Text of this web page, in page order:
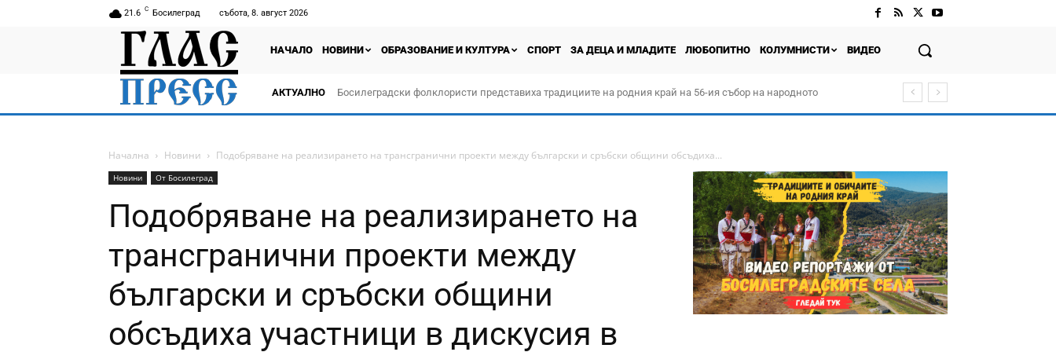
21.6 C Босилеград събота, 8. август 2026
НАЧАЛО НОВИНИ ОБРАЗОВАНИЕ И КУЛТУРА СПОРТ ЗА ДЕЦА И МЛАДИТЕ ЛЮБОПИТНО КОЛУМНИСТИ ВИДЕО
АКТУАЛНО
Босилеградски фолклористи представиха традициите на родния край на 56-ия събор на народното
творчество „Прођох Левач, прођох Шумадију“
Начална Новини Подобряване на реализирането на трансгранични проекти между български и сръбски общини обсъдиха...
Новини От Босилеград
Подобряване на реализирането на
трансгранични проекти между
български и сръбски общини
обсъдиха участници в дискусия в